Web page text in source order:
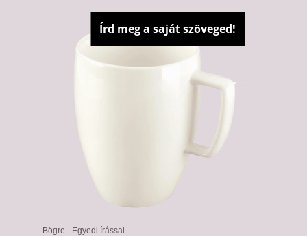
Írd meg a saját szöveged!
Bögre - Egyedi írással